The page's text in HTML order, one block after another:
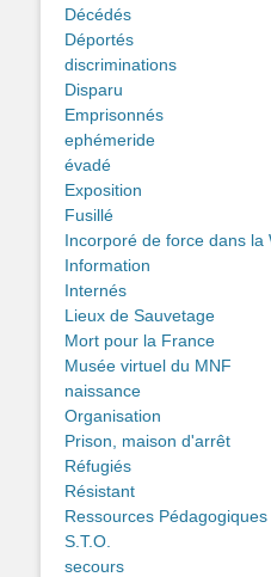
Décédés
Déportés
discriminations
Disparu
Emprisonnés
ephémeride
évadé
Exposition
Fusillé
Incorporé de force dans la
Information
Internés
Lieux de Sauvetage
Mort pour la France
Musée virtuel du MNF
naissance
Organisation
Prison, maison d'arrêt
Réfugiés
Résistant
Ressources Pédagogiques
S.T.O.
secours